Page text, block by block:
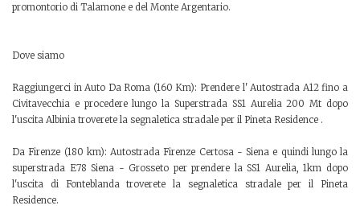
promontorio di Talamone e del Monte Argentario.
Dove siamo
Raggiungerci in Auto Da Roma (160 Km): Prendere l' Autostrada A12 fino a
Civitavecchia e procedere lungo la Superstrada SS1 Aurelia 200 Mt dopo
l'uscita Albinia troverete la segnaletica stradale per il Pineta Residence .
Da Firenze (180 km): Autostrada Firenze Certosa - Siena e quindi lungo la
superstrada E78 Siena - Grosseto per prendere la SS1 Aurelia, 1km dopo
l'uscita di Fonteblanda troverete la segnaletica stradale per il Pineta
Residence.